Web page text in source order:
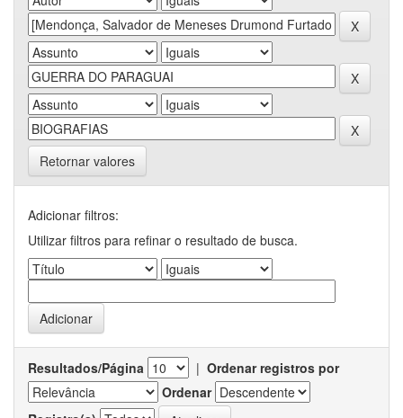
Retornar valores
Adicionar filtros:
Utilizar filtros para refinar o resultado de busca.
Resultados/Página | Ordenar registros por
Ordenar